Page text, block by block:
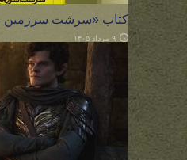
کتاب «سرشت سرزمین
۹ مرداد ۱۴۰۵